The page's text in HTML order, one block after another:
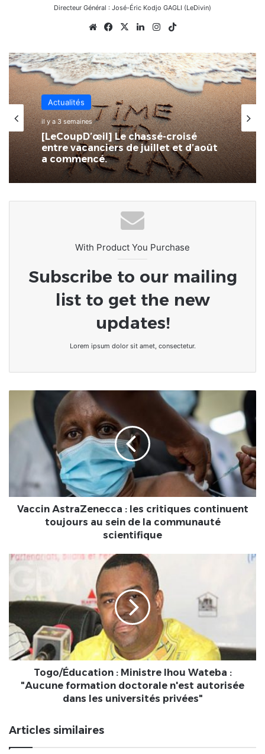
Directeur Général : José-Éric Kodjo GAGLI (LeDivin)
WebsiteFacebook
X LinkedinInstagram
Actualités
il y a 3 semaines
[LeCoupD’œil] Le chassé-croisé
entre vacanciers de juillet et d’août
a commencé.
With Product You Purchase
Subscribe to our mailing
list to get the new
updates!
Lorem ipsum dolor sit amet, consectetur.
Vaccin AstraZenecca : les critiques continuent
toujours au sein de la communauté
scientifique
Togo/
Ministre
Ihou
Wateba
:
"Aucune
formation
doctorale
n'est
universités
privées"
Togo/Éducation : Ministre Ihou Wateba :
"Aucune formation doctorale n'est autorisée
dans les universités privées"
Articles similaires